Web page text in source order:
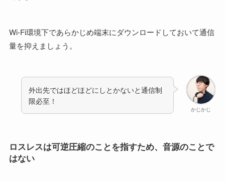
Wi-Fi環境下であらかじめ端末にダウンロードしておいて通信
量を抑えましょう。
かじかじ
外出先ではほどほどにしとかないと通信制
限必至！
ロスレスは可逆圧縮のことを指すため、音源のことで
はない